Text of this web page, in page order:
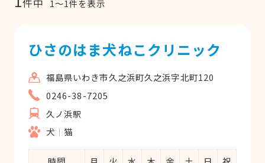
1〜1件を表示
ひさのはま犬ねこクリニック
福島県いわき市久之浜町久之浜字北町120
0246-38-7205
久ノ浜駅
犬
猫